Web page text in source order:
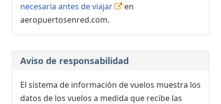
necesaria antes de viajar
en
aeropuertosenred.com.
Aviso de responsabilidad
El sistema de información de vuelos muestra los
datos de los vuelos a medida que recibe las